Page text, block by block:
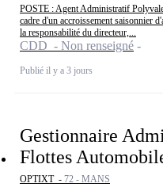
POSTE : Agent Administratif
cadre d'un accroissement saisonnier
la responsabilité du directeur,...
CDD - Non renseigné
Publié il y a 3 jours
Gestionnaire
Flottes
OPTIXT - 72 - MANS